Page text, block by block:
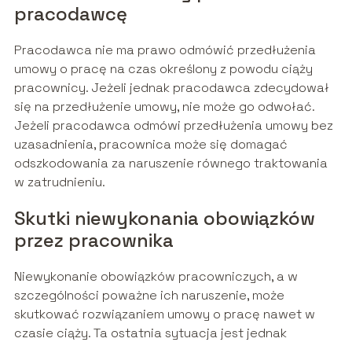
pracodawcę
Pracodawca nie ma prawo odmówić przedłużenia
umowy o pracę na czas określony z powodu ciąży
pracownicy. Jeżeli jednak pracodawca zdecydował
się na przedłużenie umowy, nie może go odwołać.
Jeżeli pracodawca odmówi przedłużenia umowy bez
uzasadnienia, pracownica może się domagać
odszkodowania za naruszenie równego traktowania
w zatrudnieniu.
Skutki niewykonania obowiązków
przez pracownika
Niewykonanie obowiązków pracowniczych, a w
szczególności poważne ich naruszenie, może
skutkować rozwiązaniem umowy o pracę nawet w
czasie ciąży. Ta ostatnia sytuacja jest jednak